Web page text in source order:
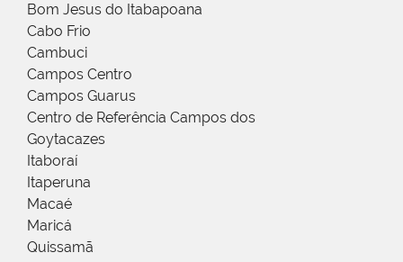
Bom Jesus do Itabapoana
Cabo Frio
Cambuci
Campos Centro
Campos Guarus
Centro de Referência Campos dos
Goytacazes
Itaboraí
Itaperuna
Macaé
Maricá
Quissamã